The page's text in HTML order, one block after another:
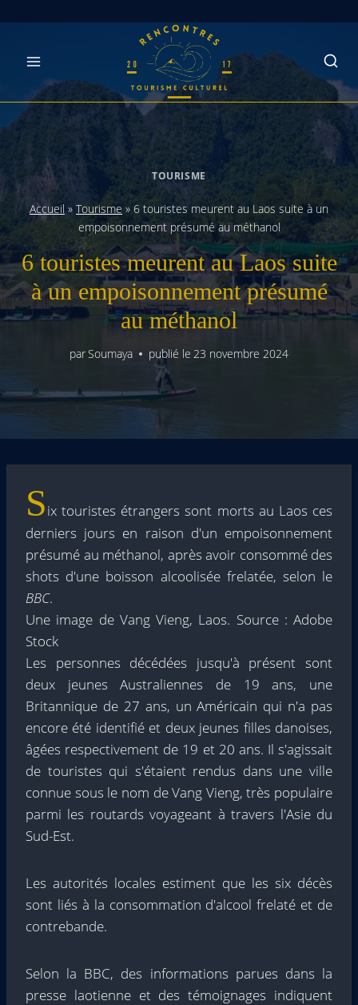
TOURISME
Accueil » Tourisme » 6 touristes meurent au Laos suite à un
empoisonnement présumé au méthanol
6 touristes meurent au Laos suite
à un empoisonnement présumé
au méthanol
parSoumaya publié le 23 novembre 2024
Six touristes étrangers sont morts au Laos ces
derniers jours en raison d'un empoisonnement
présumé au méthanol, après avoir consommé des
shots d'une boisson alcoolisée frelatée, selon le
BBC.
Une image de Vang Vieng, Laos. Source : Adobe
Stock
Les personnes décédées jusqu'à présent sont
deux jeunes Australiennes de 19 ans, une
Britannique de 27 ans, un Américain qui n'a pas
encore été identifié et deux jeunes filles danoises,
âgées respectivement de 19 et 20 ans. Il s'agissait
de touristes qui s'étaient rendus dans une ville
connue sous le nom de Vang Vieng, très populaire
parmi les routards voyageant à travers l'Asie du
Sud-Est.
Les autorités locales estiment que les six décès
sont liés à la consommation d'alcool frelaté et de
contrebande.
Selon la BBC, des informations parues dans la
presse laotienne et des témoignages indiquent